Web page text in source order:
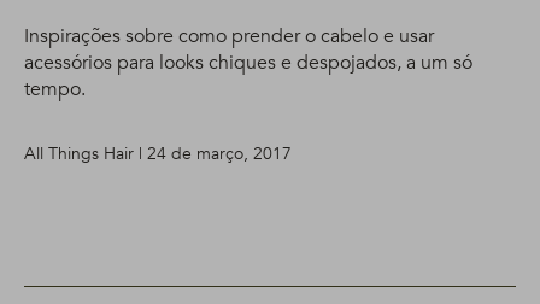
Inspirações sobre como prender o cabelo e usar
acessórios para looks chiques e despojados, a um só
tempo.
All Things Hair | 24 de março, 2017